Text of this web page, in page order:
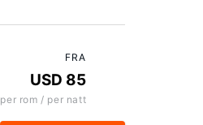
FRA
USD 85
per rom / per natt